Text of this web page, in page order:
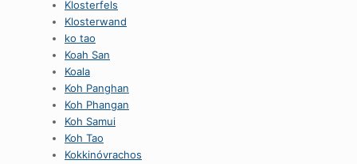
Klosterfels
Klosterwand
ko tao
Koah San
Koala
Koh Panghan
Koh Phangan
Koh Samui
Koh Tao
Kokkinóvrachos